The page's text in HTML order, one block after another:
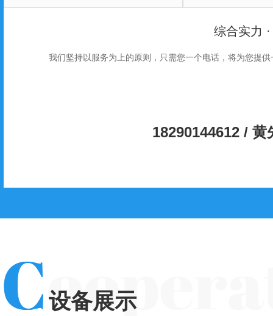
桂林救护车长途护送价格
综合实力
我们坚持以服务为上的原则，只需您一个电话，将为您提
18290144612 / 黄
设备展示